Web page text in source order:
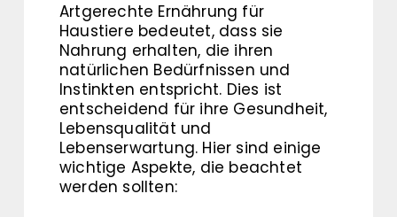
Artgerechte Ernährung für
Haustiere bedeutet, dass sie
Nahrung erhalten, die ihren
natürlichen Bedürfnissen und
Instinkten entspricht. Dies ist
entscheidend für ihre Gesundheit,
Lebensqualität und
Lebenserwartung. Hier sind einige
wichtige Aspekte, die beachtet
werden sollten: